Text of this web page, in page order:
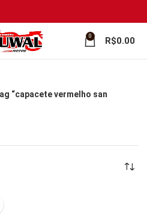
0 R$0.00
“capacete vermelho san